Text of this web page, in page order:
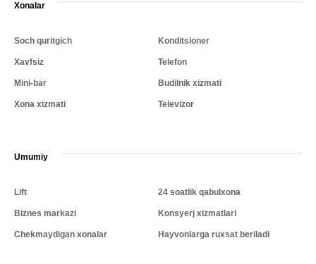
Xonalar
Soch quritgich
Xavfsiz
Mini-bar
Xona xizmati
Konditsioner
Telefon
Budilnik xizmati
Televizor
Umumiy
Lift
Biznes markazi
Chekmaydigan xonalar
24 soatlik qabulxona
Konsyerj xizmatlari
Hayvonlarga ruxsat beriladi